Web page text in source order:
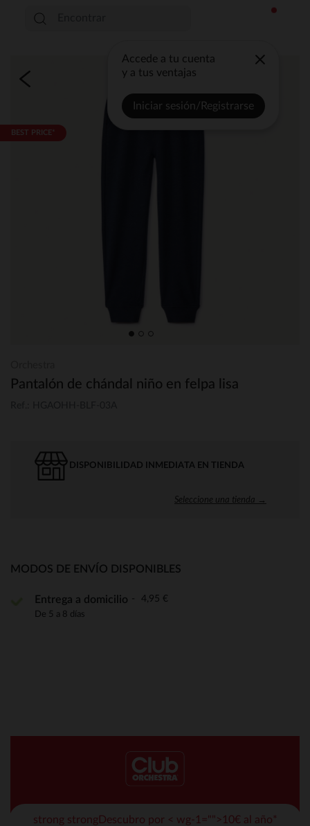
Accede a tu cuenta
y a tus ventajas
Iniciar sesión/Registrarse
BEST PRICE*
Pantalón de chándal niño en felpa lisa
DISPONIBILIDAD INMEDIATA EN TIENDA
Seleccione una tienda →
MODOS DE ENVÍO DISPONIBLES
Entrega a domicilio 4,95 €
De 5 a 8 días
strong strongDescubro por < wg-1="">10€ al año*